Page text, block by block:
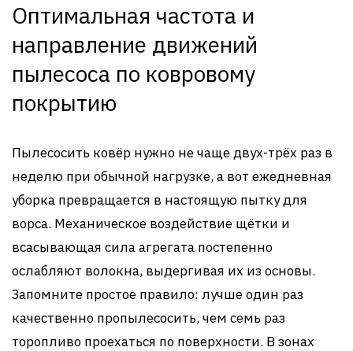
Оптимальная частота и
направление движений
пылесоса по ковровому
покрытию
Пылесосить ковёр нужно не чаще двух-трёх раз в
неделю при обычной нагрузке, а вот ежедневная
уборка превращается в настоящую пытку для
ворса. Механическое воздействие щётки и
всасывающая сила агрегата постепенно
ослабляют волокна, выдергивая их из основы.
Запомните простое правило: лучше один раз
качественно пропылесосить, чем семь раз
торопливо проехаться по поверхности. В зонах